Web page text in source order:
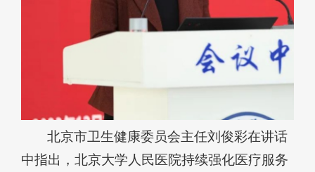
北京市卫生健康委员会主任刘俊彩在讲话
中指出，北京大学人民医院持续强化医疗服务